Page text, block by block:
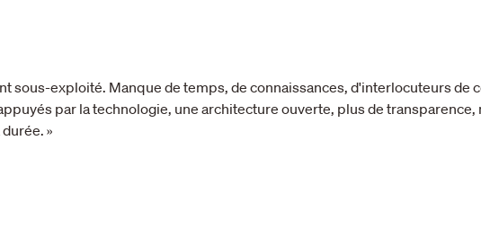
sous-exploité. Manque de temps, de connaissances, d'interlocuteurs de
par la technologie, une architecture ouverte, plus de transparence,
»